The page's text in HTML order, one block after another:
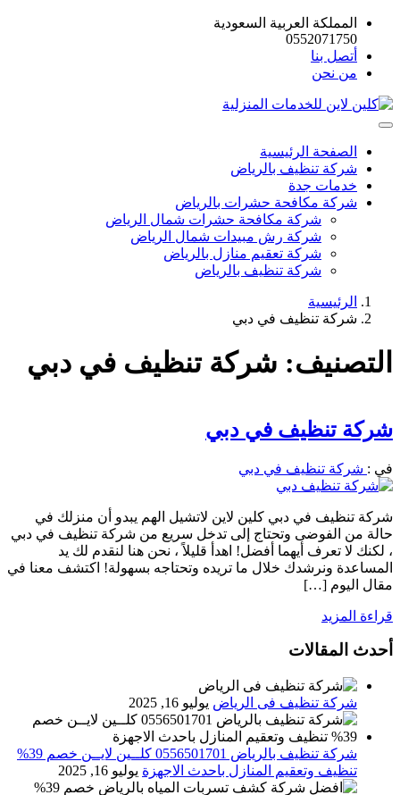
المملكة العربية السعودية
0552071750
أتصل بنا
من نحن
الصفحة الرئيسية
شركة تنظيف بالرياض
خدمات جدة
شركة مكافحة حشرات بالرياض
شركة مكافحة حشرات شمال الرياض
شركة رش مبيدات شمال الرياض
شركة تعقيم منازل بالرياض
شركة تنظيف بالرياض
الرئيسية
شركة تنظيف في دبي
التصنيف: شركة تنظيف في دبي
شركة تنظيف في دبي
في : شركة تنظيف في دبي
شركة تنظيف في دبي كلين لاين لاتشيل الهم يبدو أن منزلك في
حالة من الفوضى وتحتاج إلى تدخل سريع من شركة تنظيف في دبي
، لكنك لا تعرف أيهما أفضل! اهدأ قليلاً ، نحن هنا لنقدم لك يد
المساعدة ونرشدك خلال ما تريده وتحتاجه بسهولة! اكتشف معنا في
مقال اليوم […]
قراءة المزيد
أحدث المقالات
شركة تنظيف فى الرياض يوليو 16, 2025
شركة تنظيف بالرياض 0556501701 كلــين لايــن خصم 39%
تنظيف وتعقيم المنازل باحدث الاجهزة يوليو 16, 2025